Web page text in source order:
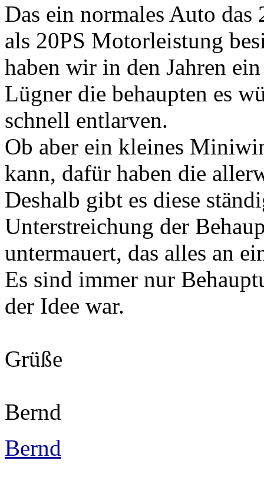
Das ein normales Auto
als 20PS Motorleistung
haben wir in den Jahren
Lügner die behaupten es
schnell entlarven.
Ob aber ein kleines
kann, dafür haben die
Deshalb gibt es diese
Unterstreichung der
untermauert, das alles an
Es sind immer nur
der Idee war.
Grüße
Bernd
Bernd